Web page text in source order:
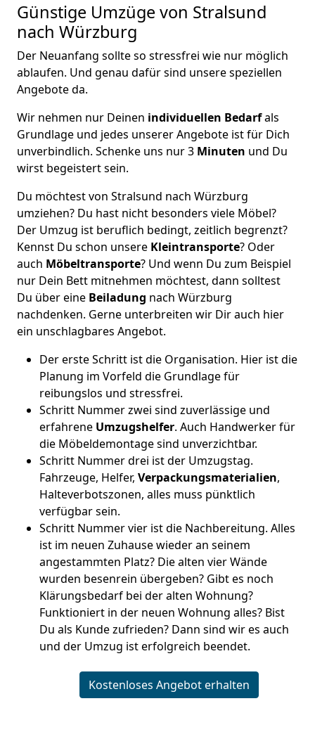
Günstige Umzüge von Stralsund
nach Würzburg
Der Neuanfang sollte so stressfrei wie nur möglich
ablaufen. Und genau dafür sind unsere speziellen
Angebote da.
Wir nehmen nur Deinen individuellen Bedarfals
Grundlage und jedes unserer Angebote ist für Dich
unverbindlich. Schenke uns nur 3 Minuten und Du
wirst begeistert sein.
Du möchtest von Stralsund nach Würzburg
umziehen? Du hast nicht besonders viele Möbel?
Der Umzug ist beruflich bedingt, zeitlich begrenzt?
Kennst Du schon unsere Kleintransporte? Oder
auch Möbeltransporte? Und wenn Du zum Beispiel
nur Dein Bett mitnehmen möchtest, dann solltest
Du über eine Beiladung nach Würzburg
nachdenken. Gerne unterbreiten wir Dir auch hier
ein unschlagbares Angebot.
Der erste Schritt ist die Organisation. Hier ist die
Planung im Vorfeld die Grundlage für
reibungslos und stressfrei.
Schritt Nummer zwei sind zuverlässige und
erfahrene Umzugshelfer. Auch Handwerker für
die Möbeldemontage sind unverzichtbar.
Schritt Nummer drei ist der Umzugstag.
Fahrzeuge, Helfer, Verpackungsmaterialien,
Halteverbotszonen, alles muss pünktlich
verfügbar sein.
Schritt Nummer vier ist die Nachbereitung. Alles
ist im neuen Zuhause wieder an seinem
angestammten Platz? Die alten vier Wände
wurden besenrein übergeben? Gibt es noch
Klärungsbedarf bei der alten Wohnung?
Funktioniert in der neuen Wohnung alles? Bist
Du als Kunde zufrieden? Dann sind wir es auch
und der Umzug ist erfolgreich beendet.
Kostenloses Angebot erhalten